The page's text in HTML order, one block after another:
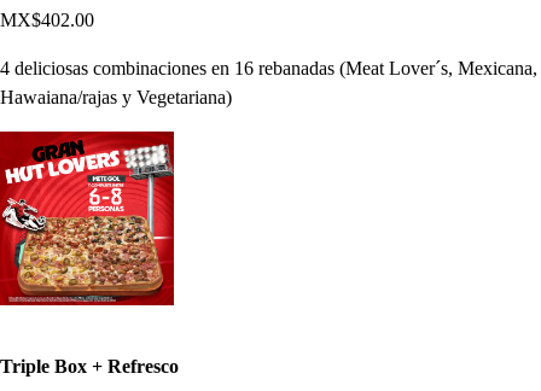
MX$402.00
4 deliciosas combinaciones en 16 rebanadas (Meat Lover´s, Mexicana,
Hawaiana/rajas y Vegetariana)
Triple Box + Refresco